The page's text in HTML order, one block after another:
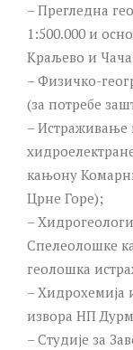
– Прегледна
1:500.000 и
Краљево и
– Физичко-
(за потребе
– Истраживање
кањону
Црне Горе);
–
Спелеолошке
геолошка
– Хидрохемија
извора НП
– Студије за